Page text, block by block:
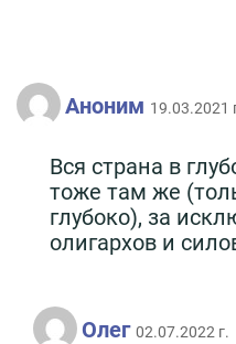
Аноним 19.03.2021
Вся страна в
тоже там же
глубоко), за
олигархов и
Олег 02.07.2022 г.